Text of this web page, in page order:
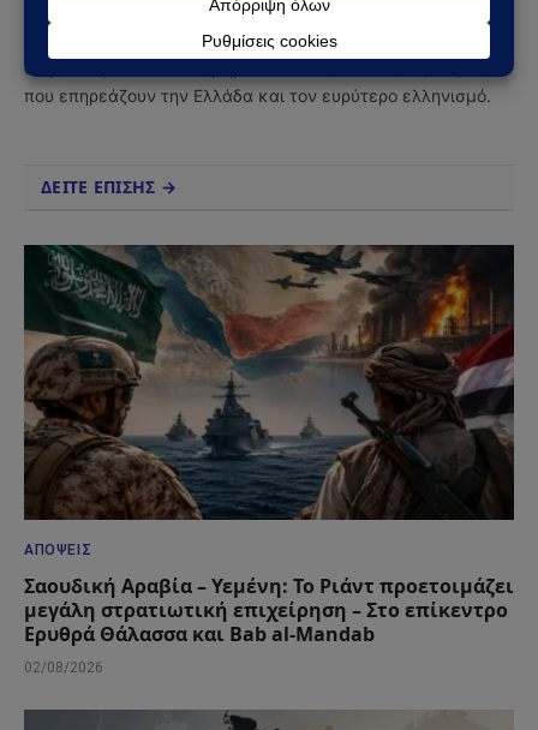
Το Sahiel.gr είναι ανεξάρτητη ψηφιακή πύλη ενημέρωσης
και ανάλυσης με έμφαση στη γεωπολιτική, τη διεθνή
ασφάλεια, τα εθνικά ζητήματα και τις διεθνείς εξελίξεις
που επηρεάζουν την Ελλάδα και τον ευρύτερο ελληνισμό.
ΔΕΙΤΕ ΕΠΙΣΗΣ →
ΑΠΌΨΕΙΣ
Σαουδική Αραβία – Υεμένη: Το Ριάντ προετοιμάζει
μεγάλη στρατιωτική επιχείρηση – Στο επίκεντρο
Ερυθρά Θάλασσα και Bab al-Mandab
02/08/2026